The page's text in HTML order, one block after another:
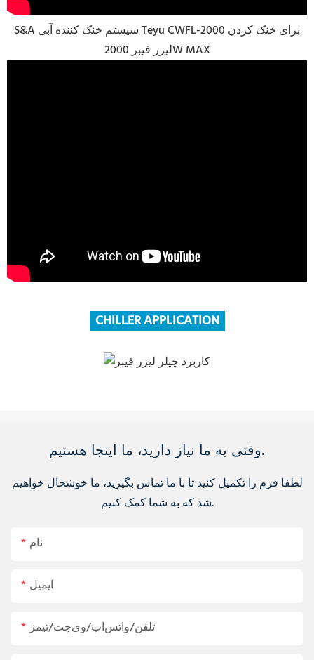
S&A سیستم خنک کننده آبی Teyu CWFL-2000 برای خنک کردن
لیزر فیبر 2000W MAX
CHILLER APPLICATION
وقتی به ما نیاز دارید، ما اینجا هستیم.
لطفا فرم را تکمیل کنید تا با ما تماس بگیرید، ما خوشحال خواهیم
شد که به شما کمک کنیم.
نام
ایمیل
تلفن/واتس‌اپ/وی‌چت/تیمز